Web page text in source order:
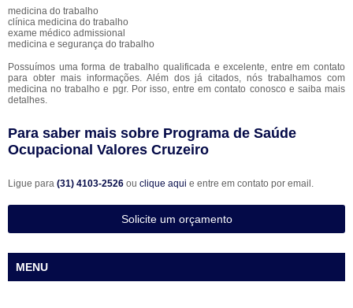
medicina do trabalho
clínica medicina do trabalho
exame médico admissional
medicina e segurança do trabalho
Possuímos uma forma de trabalho qualificada e excelente, entre em contato
para obter mais informações. Além dos já citados, nós trabalhamos com
medicina no trabalho e pgr. Por isso, entre em contato conosco e saiba mais
detalhes.
Para saber mais sobre Programa de Saúde
Ocupacional Valores Cruzeiro
Ligue para (31) 4103-2526 ou clique aqui e entre em contato por email.
Solicite um orçamento
MENU